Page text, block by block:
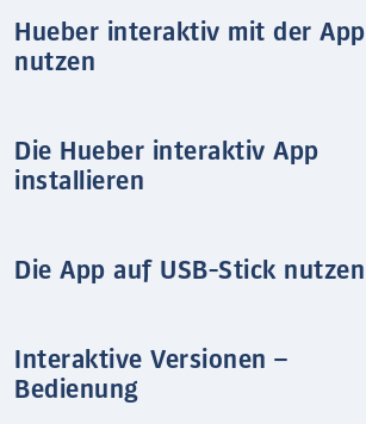
Hueber interaktiv mit der App
nutzen
Die Hueber interaktiv App
installieren
Die App auf USB-Stick nutzen
Interaktive Versionen –
Bedienung